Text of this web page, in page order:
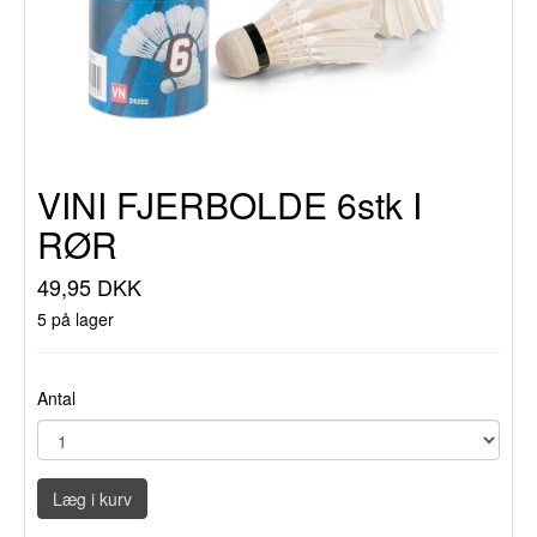
VINI FJERBOLDE 6stk I
RØR
49,95 DKK
5 på lager
Antal
Læg i kurv